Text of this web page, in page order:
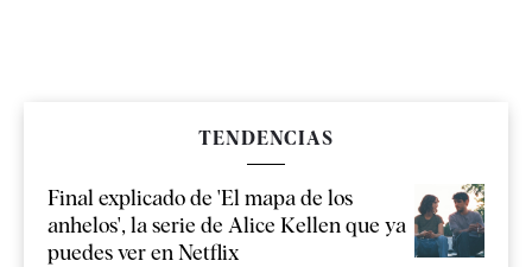
TENDENCIAS
Final explicado de 'El mapa de los
anhelos', la serie de Alice Kellen que ya
puedes ver en Netflix